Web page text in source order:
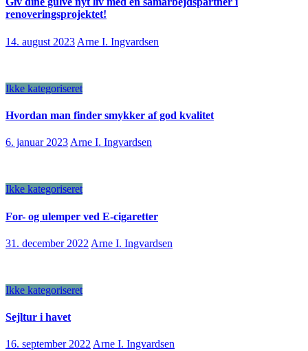
renoveringsprojektet!
14. august 2023 Arne I. Ingvardsen
Ikke kategoriseret
Hvordan man finder smykker af god kvalitet
6. januar 2023 Arne I. Ingvardsen
Ikke kategoriseret
For- og ulemper ved E-cigaretter
31. december 2022 Arne I. Ingvardsen
Ikke kategoriseret
Sejltur i havet
16. september 2022 Arne I. Ingvardsen